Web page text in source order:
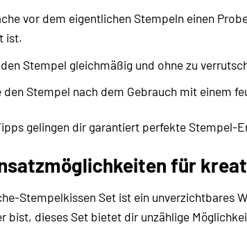
vor dem eigentlichen Stempeln einen
ist.
Stempel gleichmäßig und ohne zu
den Stempel nach dem Gebrauch mit einem
gelingen dir garantiert perfekte Stempel-
für
Stempelkissen Set ist ein unverzichtbares
bist, dieses Set bietet dir unzählige